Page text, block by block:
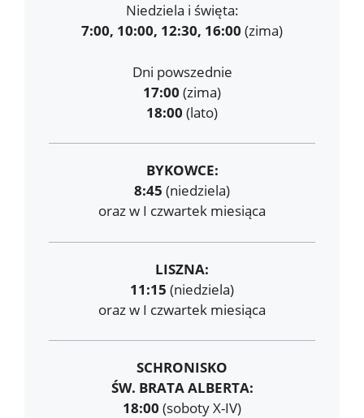
Niedziela i święta:
7:00, 10:00, 12:30, 16:00 (zima)
Dni powszednie
17:00 (zima)
18:00 (lato)
BYKOWCE:
8:45 (niedziela)
oraz w I czwartek miesiąca
LISZNA:
11:15 (niedziela)
oraz w I czwartek miesiąca
SCHRONISKO
ŚW. BRATA ALBERTA:
18:00 (soboty X-IV)